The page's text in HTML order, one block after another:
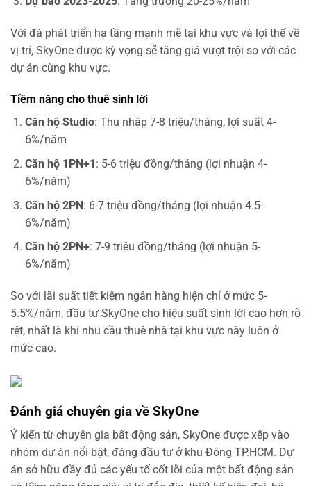
Với đà phát triển hạ tầng mạnh mẽ tại khu vực và lợi thế về
vị trí, SkyOne được kỳ vọng sẽ tăng giá vượt trội so với các
dự án cùng khu vực.
Tiềm năng cho thuê sinh lời
Căn hộ Studio: Thu nhập 7-8 triệu/tháng, lợi suất 4-
6%/năm
Căn hộ 1PN+1: 5-6 triệu đồng/tháng (lợi nhuận 4-
6%/năm)
Căn hộ 2PN: 6-7 triệu đồng/tháng (lợi nhuận 4.5-
6%/năm)
Căn hộ 2PN+: 7-9 triệu đồng/tháng (lợi nhuận 5-
6%/năm)
So với lãi suất tiết kiệm ngân hàng hiện chỉ ở mức 5-
5.5%/năm, đầu tư SkyOne cho hiệu suất sinh lời cao hơn rõ
rệt, nhất là khi nhu cầu thuê nhà tại khu vực này luôn ở
mức cao.
Đánh giá chuyên gia về SkyOne
Ý kiến từ chuyên gia bất động sản, SkyOne được xếp vào
nhóm dự án nổi bật, đáng đầu tư ở khu Đông TP.HCM. Dự
án sở hữu đầy đủ các yếu tố cốt lõi của một bất động sản